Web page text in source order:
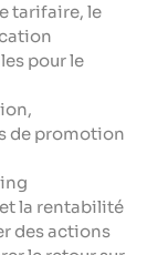
tarifaire, le
pour le
de promotion
la rentabilité
des actions